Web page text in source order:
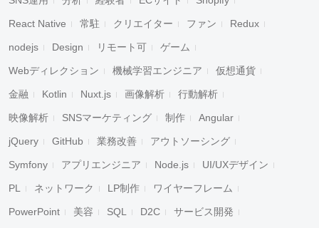
React Native 常駐 クリエイター ファン Redux
nodejs Design リモート可 ゲーム
Webディレクション 機械学習エンジニア 仮想通貨
金融 Kotlin Nuxt.js 画像解析 行動解析
映像解析 SNSマーケティング 制作 Angular
jQuery GitHub 業務改善 アウトソーシング
Symfony アプリエンジニア Node.js UI/UXデザイン
PL ネットワーク LP制作 ワイヤーフレーム
PowerPoint 美容 SQL D2C サービス開発